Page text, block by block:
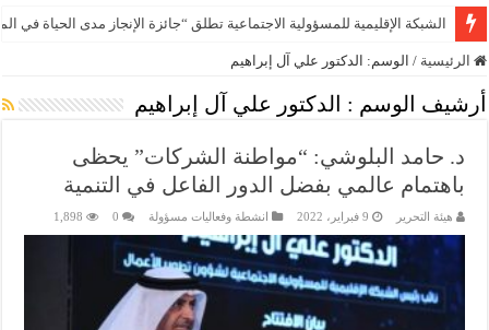
الشبكة الإقليمية للمسؤولية الاجتماعية تطلق “جائزة الإنجاز مدى الحياة في
الرئيسية / الوسم: الدكتور علي آل إبراهيم
أرشيف الوسم : الدكتور علي آل إبراهيم
د. حامد البلوشي: “مواطنة الشركات” يحظى
باهتمام عالمي بفضل الدور الفاعل في التنمية
هيئة التحرير 9 فبراير، 2022 انشطة وفعاليات مسؤولة 0
1,898